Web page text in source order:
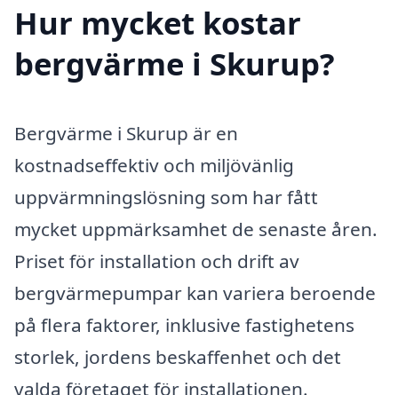
Hur mycket kostar
bergvärme i Skurup?
Bergvärme i Skurup är en
kostnadseffektiv och miljövänlig
uppvärmningslösning som har fått
mycket uppmärksamhet de senaste åren.
Priset för installation och drift av
bergvärmepumpar kan variera beroende
på flera faktorer, inklusive fastighetens
storlek, jordens beskaffenhet och det
valda företaget för installationen.